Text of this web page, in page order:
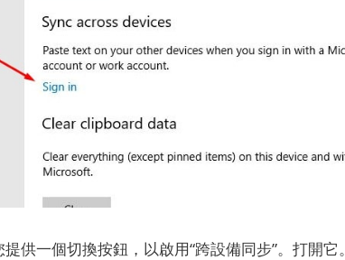
供一個切換按鈕，以啟用“跨設備同步”。 打開它。